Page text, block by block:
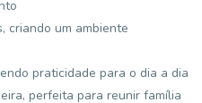
criando um ambiente
praticidade para o dia a dia
perfeita para reunir família